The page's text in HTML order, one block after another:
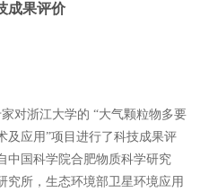
成果评价
对浙江大学的 “大气颗粒物多要
及应用”项目进行了科技成果评
中国科学院合肥物质科学研究
究所 ， 生态环境部卫星环境应用